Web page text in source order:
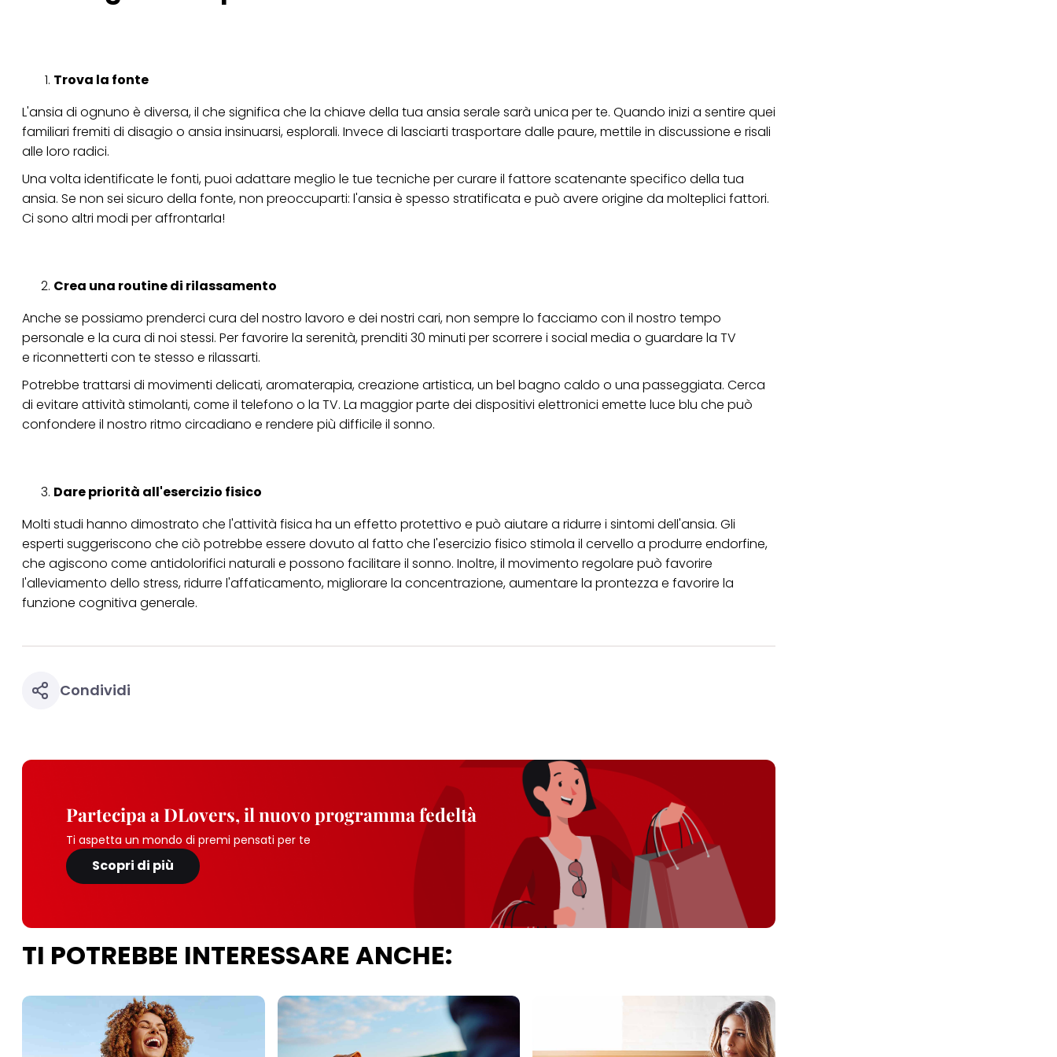
Trova la fonte
L'ansia di ognuno è diversa, il che significa che la chiave della tua ansia serale sarà unica per te. Quando inizi a sentire quei
familiari fremiti di disagio o ansia insinuarsi, esplorali. Invece di lasciarti trasportare dalle paure, mettile in discussione e risali
alle loro radici.
Una volta identificate le fonti, puoi adattare meglio le tue tecniche per curare il fattore scatenante specifico della tua
ansia. Se non sei sicuro della fonte, non preoccuparti: l'ansia è spesso stratificata e può avere origine da molteplici fattori.
Ci sono altri modi per affrontarla!
Crea una routine di rilassamento
Anche se possiamo prenderci cura del nostro lavoro e dei nostri cari, non sempre lo facciamo con il nostro tempo
personale e la cura di noi stessi. Per favorire la serenità, prenditi 30 minuti per scorrere i social media o guardare la TV
e riconnetterti con te stesso e rilassarti.
Potrebbe trattarsi di movimenti delicati, aromaterapia, creazione artistica, un bel bagno caldo o una passeggiata. Cerca
di evitare attività stimolanti, come il telefono o la TV. La maggior parte dei dispositivi elettronici emette luce blu che può
confondere il nostro ritmo circadiano e rendere più difficile il sonno.
Dare priorità all'esercizio fisico
Molti studi hanno dimostrato che l'attività fisica ha un effetto protettivo e può aiutare a ridurre i sintomi dell'ansia. Gli
esperti suggeriscono che ciò potrebbe essere dovuto al fatto che l'esercizio fisico stimola il cervello a produrre endorfine,
che agiscono come antidolorifici naturali e possono facilitare il sonno. Inoltre, il movimento regolare può favorire
l'alleviamento dello stress, ridurre l'affaticamento, migliorare la concentrazione, aumentare la prontezza e favorire la
funzione cognitiva generale.
Condividi
Partecipa a DLovers, il nuovo programma fedeltà
Ti aspetta un mondo di premi pensati per te
Scopri di più
TI POTREBBE INTERESSARE ANCHE: